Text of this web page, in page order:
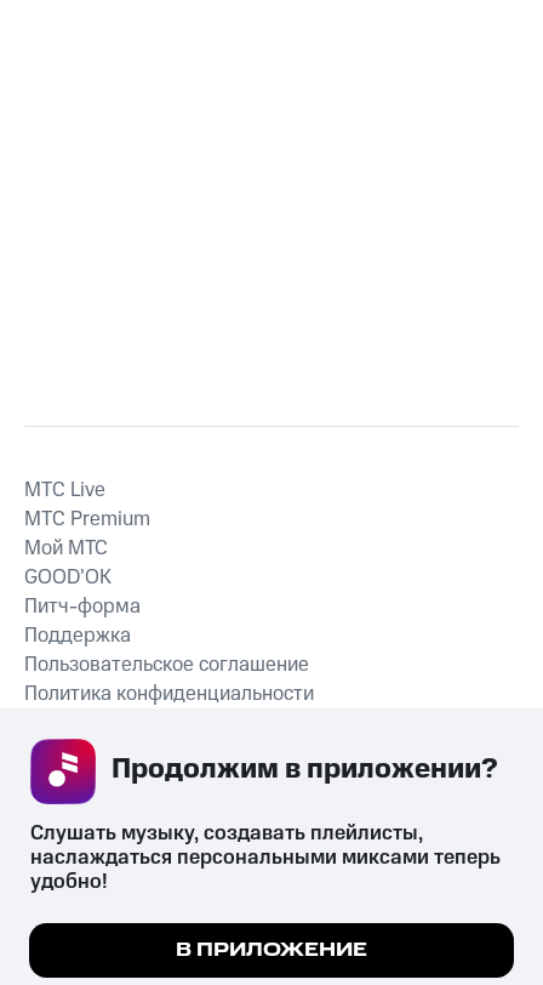
СКАЧАТЬ ПРИЛОЖЕНИЕ
MTС Live
MTС Premium
Мой МТС
GOOD’OK
Питч-форма
Поддержка
Пользовательское соглашение
Политика конфиденциальности
психотропных веществ, их аналогов причиняет вред здоровью,
их незаконный оборот запрещён и влечёт установленную
законодательством ответственность.
Мы используем куки, чтобы на сайте все
Подробнее
Слушать музыку, создавать плейлисты,
наслаждаться персональными миксами теперь
удобно!
В ПРИЛОЖЕНИЕ